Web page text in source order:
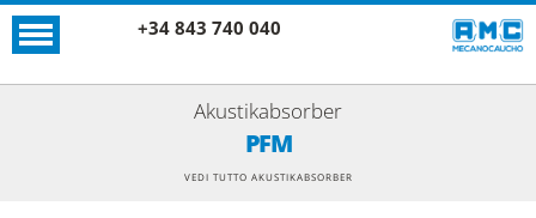
+34 843 740 040
Akustikabsorber
PFM
VEDI TUTTO AKUSTIKABSORBER